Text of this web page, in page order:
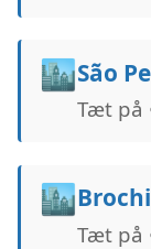
🏙️São
Tæt på
🏙️
Tæt på